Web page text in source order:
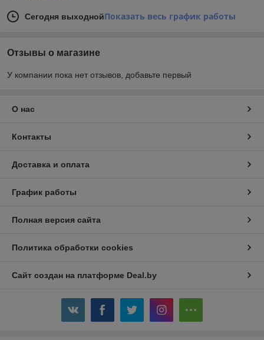
Сегодня выходнойПоказать весь график работы
Отзывы о магазине
У компании пока нет отзывов, добавьте первый
О нас
Контакты
Доставка и оплата
График работы
Полная версия сайта
Политика обработки cookies
Сайт создан на платформе Deal.by